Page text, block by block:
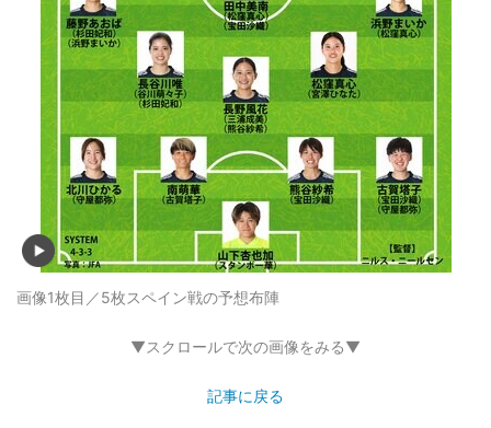
画像1枚目／5枚スペイン戦の予想布陣
▼スクロールで次の画像をみる▼
記事に戻る